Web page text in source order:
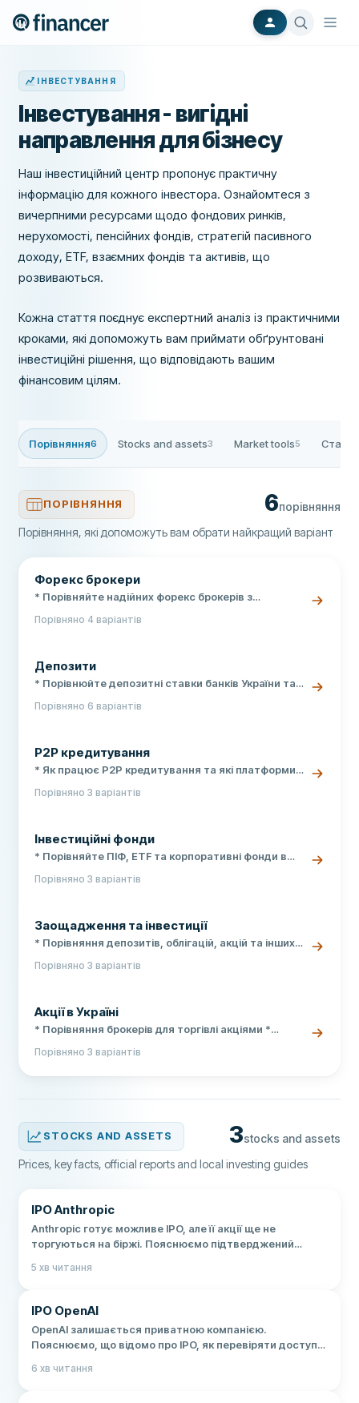
ІНВЕСТУВАННЯ
Інвестування - вигідні
направлення для бізнесу
Наш інвестиційний центр пропонує практичну
інформацію для кожного інвестора. Ознайомтеся з
вичерпними ресурсами щодо фондових ринків,
нерухомості, пенсійних фондів, стратегій пасивного
доходу, ETF, взаємних фондів та активів, що
розвиваються.
Кожна стаття поєднує експертний аналіз із практичними
кроками, які допоможуть вам приймати обґрунтовані
інвестиційні рішення, що відповідають вашим
фінансовим цілям.
Порівняння6 Stocks and assets3 Market tools5 Статті
ПОРІВНЯННЯ 6порівняння
Порівняння, які допоможуть вам обрати найкращий варіант
Форекс брокери
* Порівняйте надійних форекс брокерів з
спредами * Почніть торгувати на Форекс безпечно
Порівняно 4 варіантів
Депозити
* Порівнюйте депозитні ставки банків України та
вкладів ФГВФО під час воєнного стану * Актуальні
Порівняно 6 варіантів
P2P кредитування
* Як працює P2P кредитування та які платформи
кредити * Порівняння умов для інвесторів і
Порівняно 3 варіантів
Інвестиційні фонди
* Порівняйте ПІФ, ETF та корпоративні фонди в
суми вкладу * Як обрати надійний фонд для
Порівняно 3 варіантів
Заощадження та інвестиції
* Порівняння депозитів, облігацій, акцій та інших
українських банків та платформ * Практичні
Порівняно 3 варіантів
Акції в Україні
* Порівняння брокерів для торгівлі акціями *
податки та валютні обмеження
Порівняно 3 варіантів
STOCKS AND ASSETS 3stocks and assets
Prices, key facts, official reports and local investing guides
IPO Anthropic
Anthropic готує можливе IPO, але її акції ще не
торгуються на біржі. Пояснюємо підтверджений
5 хв читання
IPO OpenAI
OpenAI залишається приватною компанією.
Пояснюємо, що відомо про IPO, як перевіряти доступ з
6 хв читання